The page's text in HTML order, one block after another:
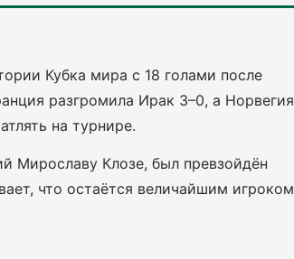
Кубка мира с 18 голами после
разгромила Ирак 3–0, а Норвегия
на турнире.
Мирославу Клозе, был превзойдён
что остаётся величайшим игроком